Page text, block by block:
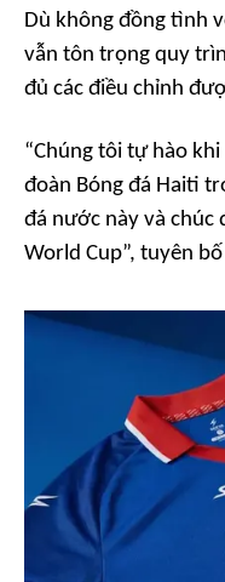
Dù không đồng tình
vẫn tôn trọng quy
đủ các điều chỉnh
“Chúng tôi tự hào
đoàn Bóng đá Haiti
đá nước này và chúc
World Cup”, tuyên